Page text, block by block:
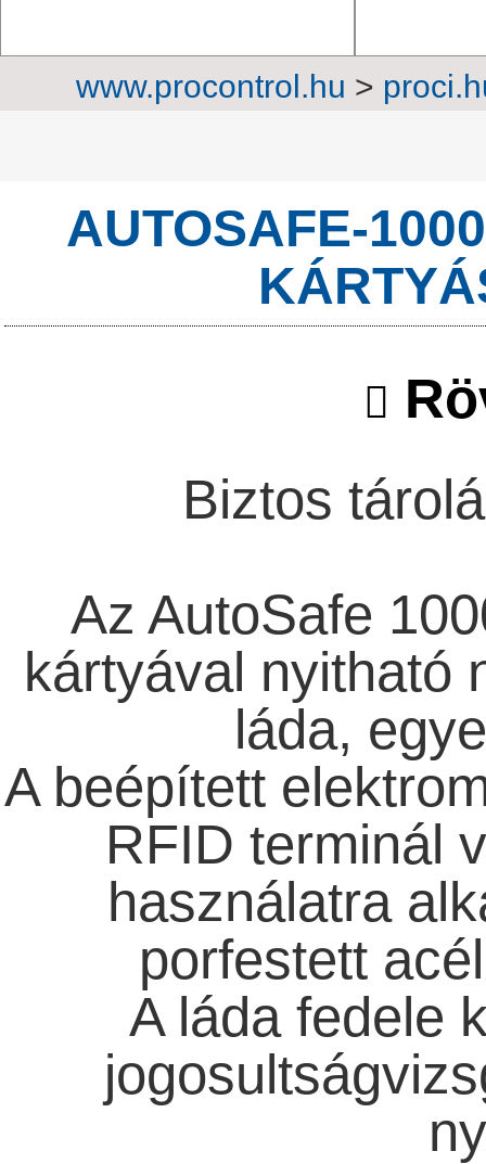
www.procontrol.hu >
AUTOSAFE-
Biztos
Az AutoSafe
kártyával nyitható
láda,
A beépített
RFID terminál
használatra
porfestett
A láda fedele